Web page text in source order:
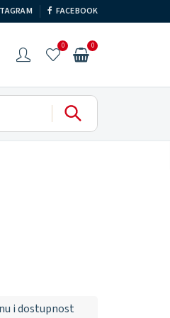
FACEBOOK
0 0
i dostupnost